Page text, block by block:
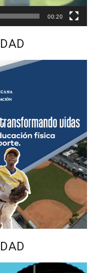
00:20